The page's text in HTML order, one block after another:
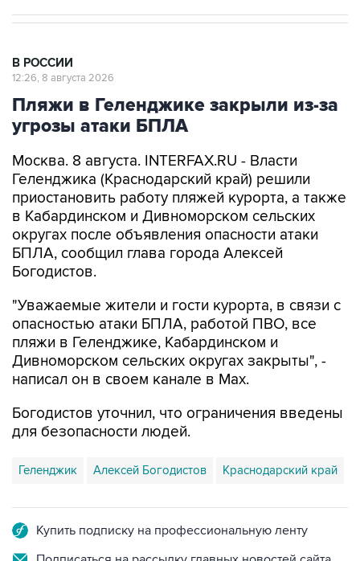
В РОССИИ
12:26, 8 августа 2026
Пляжи в Геленджике закрыли из-за
угрозы атаки БПЛА
Москва. 8 августа. INTERFAX.RU - Власти
Геленджика (Краснодарский край) решили
приостановить работу пляжей курорта, а также
в Кабардинском и Дивноморском сельских
округах после объявления опасности атаки
БПЛА, сообщил глава города Алексей
Богодистов.
"Уважаемые жители и гости курорта, в связи с
опасностью атаки БПЛА, работой ПВО, все
пляжи в Геленджике, Кабардинском и
Дивноморском сельских округах закрыты", -
написал он в своем канале в Max.
Богодистов уточнил, что ограничения введены
для безопасности людей.
Геленджик Алексей Богодистов Краснодарский край
Купить подписку на профессиональную ленту